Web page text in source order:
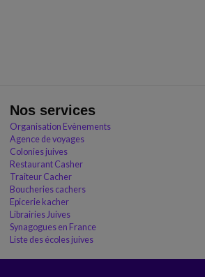
Nos services
Organisation Evènements
Agence de voyages
Colonies juives
Restaurant Casher
Traiteur Cacher
Boucheries cachers
Epicerie kacher
Librairies Juives
Synagogues en France
Liste des écoles juives